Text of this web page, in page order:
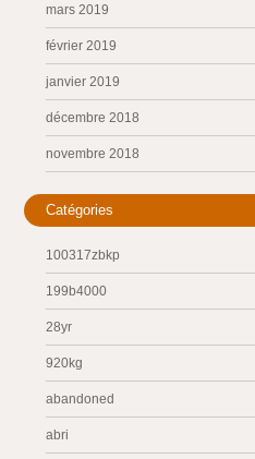
mars 2019
février 2019
janvier 2019
décembre 2018
novembre 2018
Catégories
100317zbkp
199b4000
28yr
920kg
abandoned
abri